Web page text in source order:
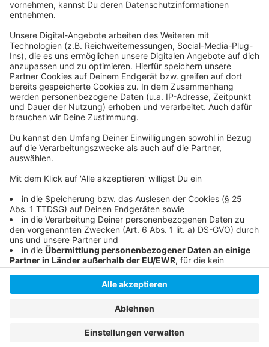
Drittanbieters, um Videoinhalte
Daten zu Ihren Aktivitäten
sammeln. Bitte lesen Sie die
Details durch und stimmen Sie der
Nutzung des Service zu, um dieses
Video anzusehen.
Mehr Informationen
Akzeptieren
Management Platform
Anzeige
Anzeige